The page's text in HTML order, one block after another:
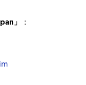
」
：